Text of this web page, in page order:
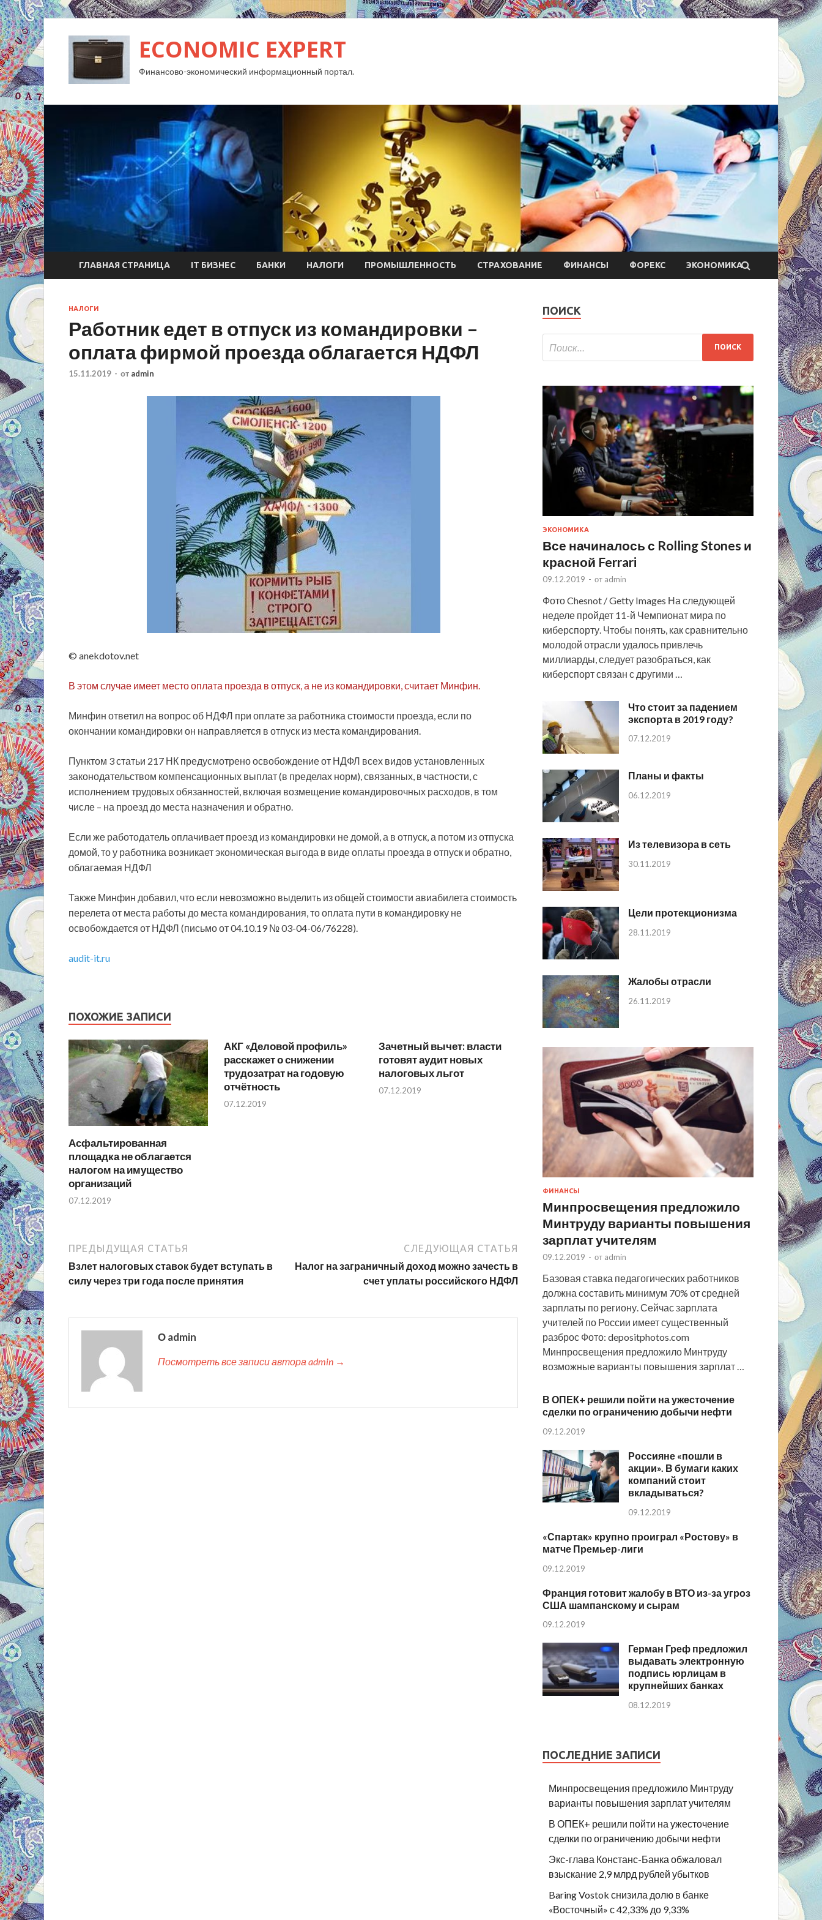
ECONOMIC EXPERT
Финансово-экономический информационный портал.
ГЛАВНАЯ СТРАНИЦА IT БИЗНЕС БАНКИ НАЛОГИ ПРОМЫШЛЕННОСТЬ СТРАХОВАНИЕ ФИНАНСЫ ФОРЕКС ЭКОНОМИКА
НАЛОГИ
Работник едет в отпуск из командировки –
оплата фирмой проезда облагается НДФЛ
15.11.2019 - от admin
© anekdotov.net
В этом случае имеет место оплата проезда в отпуск, а не из командировки, считает Минфин.
Минфин ответил на вопрос об НДФЛ при оплате за работника стоимости проезда, если по
окончании командировки он направляется в отпуск из места командирования.
Пунктом 3статьи 217 НК предусмотрено освобождение от НДФЛ всех видов установленных
законодательством компенсационных выплат (в пределах норм), связанных, в частности, с
исполнением трудовых обязанностей, включая возмещение командировочных расходов, в том
числе – на проезд до места назначения и обратно.
Если же работодатель оплачивает проезд из командировки не домой, а в отпуск, а потом из отпуска
домой, то у работника возникает экономическая выгода в виде оплаты проезда в отпуск и обратно,
облагаемая НДФЛ
Также Минфин добавил, что если невозможно выделить из общей стоимости авиабилета стоимость
перелета от места работы до места командирования, то оплата пути в командировку не
освобождается от НДФЛ (письмо от 04.10.19 № 03-04-06/76228).
audit-it.ru
ПОХОЖИЕ ЗАПИСИ
Асфальтированная
площадка не облагается
налогом на имущество
организаций
07.12.2019
АКГ «Деловой профиль»
расскажет о снижении
трудозатрат на годовую
отчётность
07.12.2019
Зачетный вычет: власти
готовят аудит новых
налоговых льгот
07.12.2019
ПРЕДЫДУЩАЯ СТАТЬЯ
Взлет налоговых ставок будет вступать в
силу через три года после принятия
СЛЕДУЮЩАЯ СТАТЬЯ
Налог на заграничный доход можно зачесть в
счет уплаты российского НДФЛ
О admin
Посмотреть все записи автора admin →
ПОИСК
ЭКОНОМИКА
Все начиналось с Rolling Stones и
красной Ferrari
09.12.2019 - от admin
Фото Chesnot / Getty Images На следующей
неделе пройдет 11-й Чемпионат мира по
киберспорту. Чтобы понять, как сравнительно
молодой отрасли удалось привлечь
миллиарды, следует разобраться, как
киберспорт связан с другими …
Что стоит за падением
экспорта в 2019 году?
07.12.2019
Планы и факты
06.12.2019
Из телевизора в сеть
30.11.2019
Цели протекционизма
28.11.2019
Жалобы отрасли
26.11.2019
ФИНАНСЫ
Минпросвещения предложило
Минтруду варианты повышения
зарплат учителям
09.12.2019 - от admin
Базовая ставка педагогических работников
должна составить минимум 70% от средней
зарплаты по региону. Сейчас зарплата
учителей по России имеет существенный
разброс Фото: depositphotos.com
Минпросвещения предложило Минтруду
возможные варианты повышения зарплат …
В ОПЕК+ решили пойти на ужесточение
сделки по ограничению добычи нефти
09.12.2019
Россияне «пошли в
акции». В бумаги каких
компаний стоит
вкладываться?
09.12.2019
«Спартак» крупно проиграл «Ростову» в
матче Премьер-лиги
09.12.2019
Франция готовит жалобу в ВТО из-за угроз
США шампанскому и сырам
09.12.2019
Герман Греф предложил
выдавать электронную
подпись юрлицам в
крупнейших банках
08.12.2019
ПОСЛЕДНИЕ ЗАПИСИ
Минпросвещения предложило Минтруду
варианты повышения зарплат учителям
В ОПЕК+ решили пойти на ужесточение
сделки по ограничению добычи нефти
Экс-глава Констанс-Банка обжаловал
взыскание 2,9 млрд рублей убытков
Baring Vostok снизила долю в банке
«Восточный» с 42,33% до 9,33%